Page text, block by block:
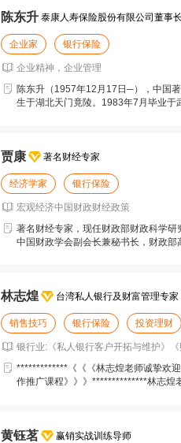
陈东升 泰康人寿保险股份有限公司董事长
企业家 银行保险
企业精神，企业管理
陈东升（1957年12月17日─），中国
生于湖北天门竟陵。1983年7月毕业于
贾康 著名财经专家
经济学家 银行保险
宏观经济中国财政财经政策
著名财经专家，现任财政部财政科学研
中国财政学会副会长兼秘书长，财政部
林志煌 台湾私人银行及财富管理专家
销售技巧 银行保险 投资理财
银行业:《私人银行客户开拓与维护》《财
*************《《《林志煌老师诚挚欢
作推广课程》》》**************林志煌
黄钰茗 赢销实战训练导师